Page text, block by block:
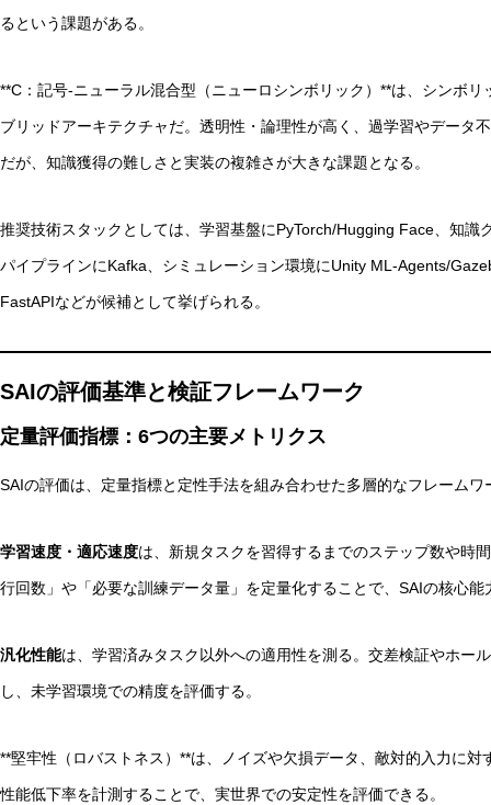
るという課題がある。
**C：記号-ニューラル混合型（ニューロシンボリック）**は、シンボ
ブリッドアーキテクチャだ。透明性・論理性が高く、過学習やデータ
だが、知識獲得の難しさと実装の複雑さが大きな課題となる。
推奨技術スタックとしては、学習基盤にPyTorch/Hugging Face、知
パイプラインにKafka、シミュレーション環境にUnity ML-Agents/
FastAPIなどが候補として挙げられる。
SAIの評価基準と検証フレームワーク
定量評価指標：6つの主要メトリクス
SAIの評価は、定量指標と定性手法を組み合わせた多層的なフレームワ
学習速度・適応速度は、新規タスクを習得するまでのステップ数や時
行回数」や「必要な訓練データ量」を定量化することで、SAIの核心
汎化性能は、学習済みタスク以外への適用性を測る。交差検証やホー
し、未学習環境での精度を評価する。
**堅牢性（ロバストネス）**は、ノイズや欠損データ、敵対的入力に
性能低下率を計測することで、実世界での安定性を評価できる。